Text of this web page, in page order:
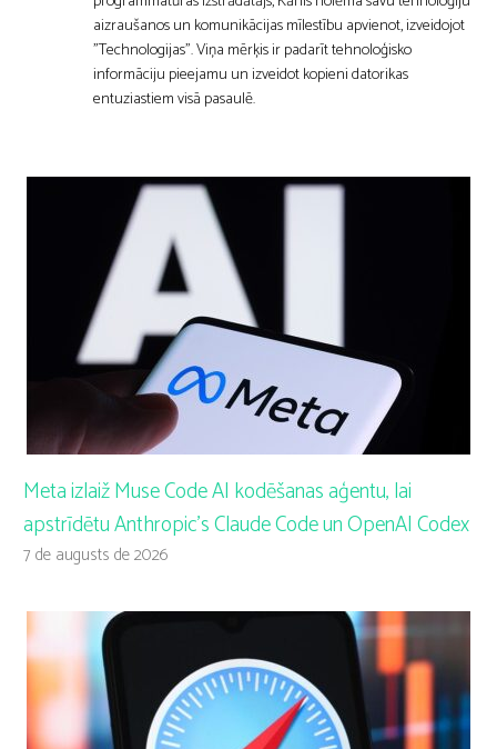
aizraušanos un komunikācijas mīlestību apvienot, izveidojot
"Technologijas". Viņa mērķis ir padarīt tehnoloģisko
informāciju pieejamu un izveidot kopieni datorikas
entuziastiem visā pasaulē.
Meta izlaiž Muse Code AI kodēšanas aģentu, lai
apstrīdētu Anthropic’s Claude Code un OpenAI Codex
7 de augusts de 2026